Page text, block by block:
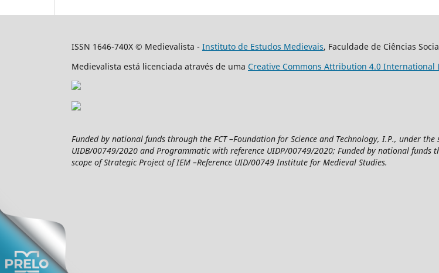
ISSN 1646-740X © Medievalista - Instituto de Estudos Medievais, Faculdade de Ciências
Medievalista está licenciada através de uma Creative Commons Attribution 4.0 International
Funded by national funds through the FCT –Foundation for Science and Technology, I.P., under
UIDB/00749/2020 and Programmatic with reference UIDP/00749/2020; Funded by national funds
scope of Strategic Project of IEM –Reference UID/00749 Institute for Medieval Studies.